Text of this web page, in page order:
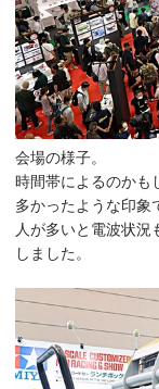
会場の様子。
時間帯によるのかも
多かったような印象
人が多いと電波状
しました。